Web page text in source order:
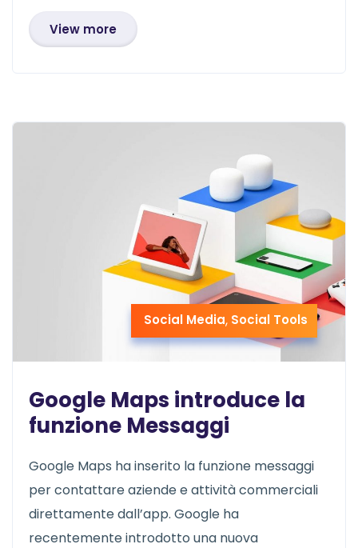
View more
Social Media, Social Tools
Google Maps introduce la
funzione Messaggi
Google Maps ha inserito la funzione messaggi
per contattare aziende e attività commerciali
direttamente dall’app. Google ha
recentemente introdotto una nuova